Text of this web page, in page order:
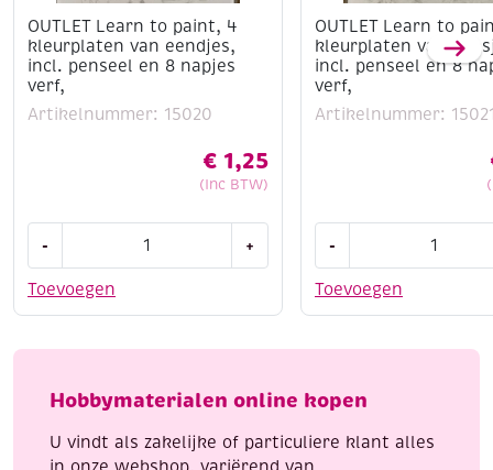
OUTLET Learn to paint, 4
kleurplaten van eendjes,
incl. penseel en 8 napjes
verf,
Artikelnummer: 15020
€ 1,25
(Inc BTW)
Toevoegen
-
to
kleurplaten
eendjes,
penseel
+
OUTLET Learn to
kleurplaten van
incl. penseel en 8
verf,
Artikelnummer:
Toevoegen
-
to
kleurplaten
poesjes,
penseel
Hobbymaterialen online kopen
U vindt als zakelijke of particuliere klant alles